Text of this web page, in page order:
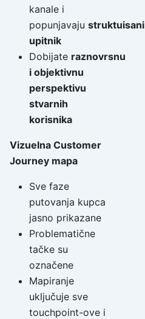
kanale i
popunjavaju struktuisani
upitnik
Dobijate raznovrsnu
i objektivnu
perspektivu
stvarnih
korisnika
Vizuelna Customer
Journey mapa
Sve faze
putovanja kupca
jasno prikazane
Problematične
tačke su
označene
Mapiranje
uključuje sve
touchpoint-ove i